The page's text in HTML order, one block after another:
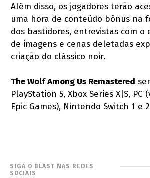
Além disso, os jogadores terão
uma hora de conteúdo bônus na
dos bastidores, entrevistas com o
de imagens e cenas deletadas
criação do clássico noir.
The Wolf Among Us Remastered
PlayStation 5, Xbox Series X|S, PC
Epic Games), Nintendo Switch 1 e
SIGA O BLAST NAS REDES
SOCIAIS